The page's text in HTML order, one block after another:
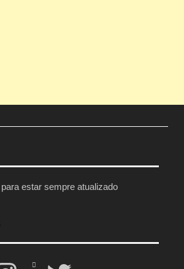
estar sempre atualizado
Twitter